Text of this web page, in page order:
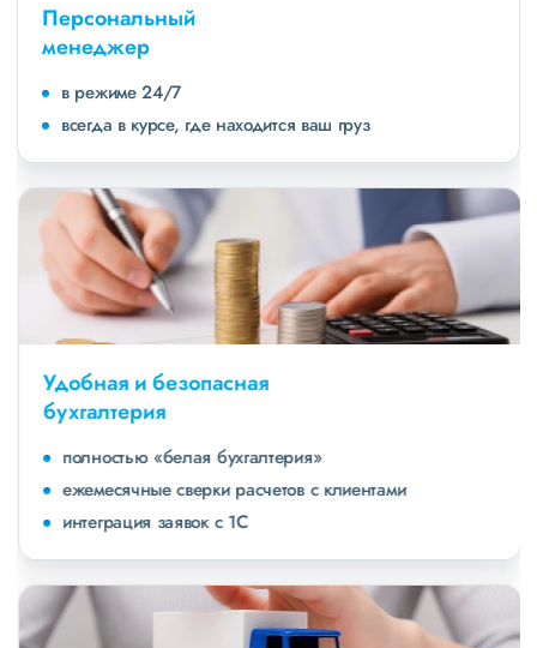
Персональный
менеджер
в режиме 24/7
всегда в курсе, где находится ваш груз
Удобная и безопасная
бухгалтерия
полностью «белая бухгалтерия»
ежемесячные сверки расчетов с клиентами
интеграция заявок с 1С